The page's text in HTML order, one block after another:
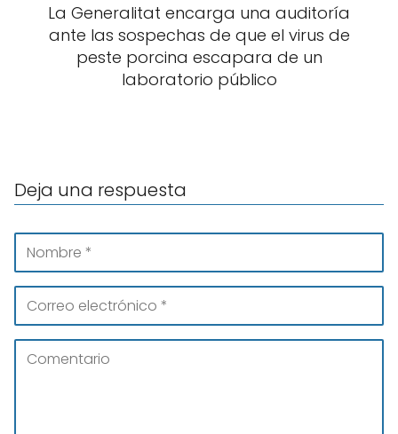
La Generalitat encarga una auditoría
ante las sospechas de que el virus de
peste porcina escapara de un
laboratorio público
Deja una respuesta